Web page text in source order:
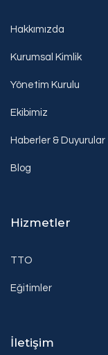
Hakkımızda
Kurumsal Kimlik
Yönetim Kurulu
Ekibimiz
Haberler & Duyurular
Blog
Hizmetler
TTO
Eğitimler
İletişim